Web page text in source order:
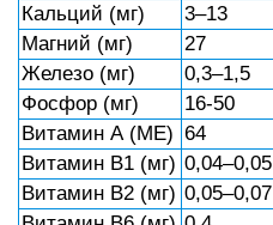
Кальций (мг)
3–13
Магний (мг)
27
Железо (мг)
0,3–1,5
Фосфор (мг)
16-50
Витамин А (МЕ) 64
Витамин В1 (мг) 0,04–0,05
Витамин В2 (мг) 0,05–0,07